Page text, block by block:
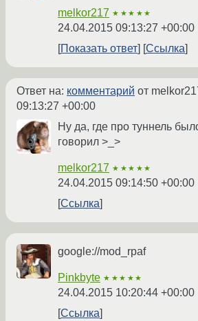
melkor217 ★★★★★
24.04.2015 09:13:27 +00:00
Показать ответ
Ссылка
Ответ на: комментарий от
09:13:27 +00:00
Ну да, где про туннель
говорил >_>
melkor217 ★★★★★
24.04.2015 09:14:50 +00:00
Ссылка
google://mod_rpaf
Pinkbyte ★★★★★
24.04.2015 10:20:44 +00:00
Ссылка